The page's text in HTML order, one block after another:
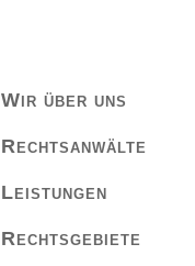
Wir über uns
Rechtsanwälte
Leistungen
Rechtsgebiete